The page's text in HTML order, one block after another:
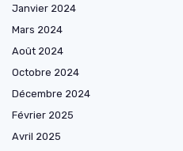
Janvier 2024
Mars 2024
Août 2024
Octobre 2024
Décembre 2024
Février 2025
Avril 2025